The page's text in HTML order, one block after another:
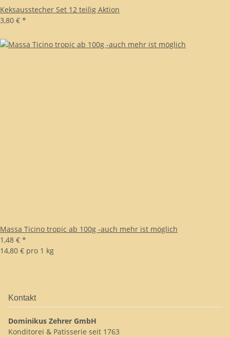
Keksausstecher Set 12 teilig Aktion
3,80 € *
Massa Ticino tropic ab 100g -auch mehr ist möglich
1,48 € *
14,80 € pro 1 kg
Kontakt
Dominikus Zehrer GmbH
Konditorei & Patisserie seit 1763